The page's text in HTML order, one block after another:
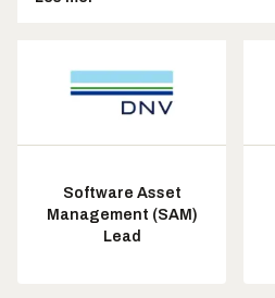
Software Asset
Management (SAM)
Lead